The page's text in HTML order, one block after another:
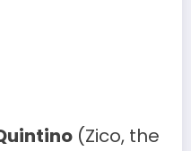
(Zico, the